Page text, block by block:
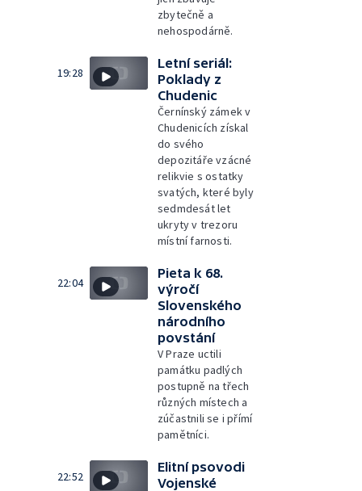
zbytečně a
nehospodárně.
19:28
Letní seriál:
Poklady z
Chudenic
Černínský zámek v
Chudenicích získal
do svého
depozitáře vzácné
relikvie s ostatky
svatých, které byly
sedmdesát let
ukryty v trezoru
místní farnosti.
22:04
Pieta k 68.
výročí
Slovenského
národního
povstání
V Praze uctili
památku padlých
postupně na třech
různých místech a
zúčastnili se i přímí
pamětníci.
22:52
Elitní psovodi
Vojenské